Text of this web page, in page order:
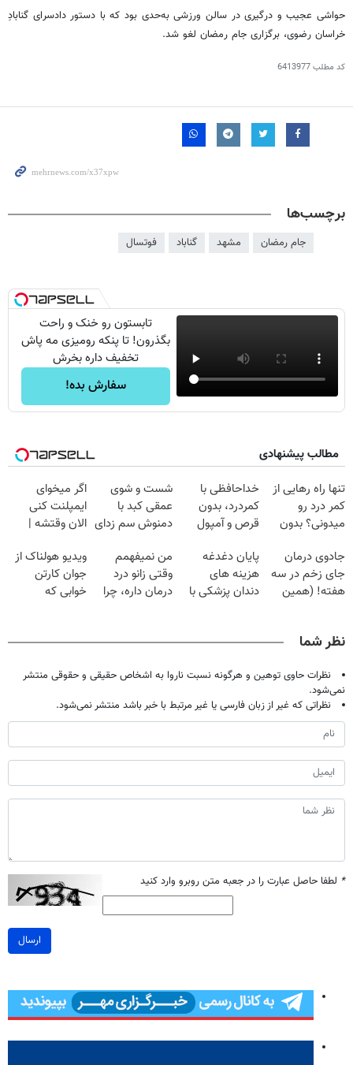
حواشی عجیب و درگیری در سالن ورزشی به‌حدی بود که با دستور دادسرای گنابادِ
خراسان رضوی، برگزاری جام رمضان لغو شد.
کد مطلب6413977
برچسب‌ها
جام رمضان مشهد گناباد فوتسال
تابستون رو خنک و راحت
بگذرون! تا پنکه رومیزی مه پاش
تخفیف داره بخرش
سفارش بده!
مطالب پیشنهادی
تنها راه رهایی از
کمر درد رو
میدونی؟ بدون
(◂پرسش‌نامه)
خداحافظی با
کمردرد، بدون
قرص و آمپول
شست و شوی
عمقی کبد با
دمنوش سم زدای
اگر میخوای
ایمپلنت کنی
الان وقتشه |
میلیون تومان!!!
جادوی درمان
جای زخم در سه
هفته! (همین
پایان دغدغه
هزینه های
دندان پزشکی با
من نمیفهمم
وقتی زانو درد
درمان داره، چرا
ویدیو هولناک از
جوان کارتن
خوابی که
نظر شما
نظرات حاوی توهین و هرگونه نسبت ناروا به اشخاص حقیقی و حقوقی منتشر
نمی‌شود.
نظراتی که غیر از زبان فارسی یا غیر مرتبط با خبر باشد منتشر نمی‌شود.
* لطفا حاصل عبارت را در جعبه متن روبرو وارد کنید
ارسال